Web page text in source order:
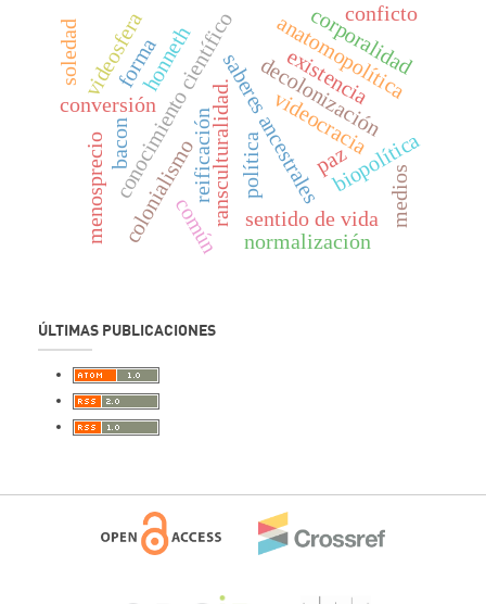
colonialismo
decolonización
conocimiento científicosaberes ancestrales
ransculturalidad. sentido de vida
conversión existencia
normalización
biopolítica
anatomopolítica
corporalidad
política
honneth
menosprecio reificación
videosfera
videocracia
soledad
medios
paz
conficto
común
bacon
forma
ÚLTIMAS PUBLICACIONES